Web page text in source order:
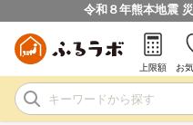
令和８年熊本地震
上限額 お